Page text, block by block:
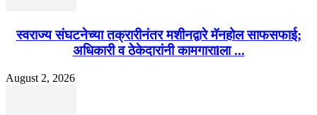
स्वराज्य संघटनेच्या तक्रारीनंतर मशीनद्वारे मॅनहोल साफसफाई;
अधिकारी व ठेकेदारांनी कामगाराlला ...
August 2, 2026